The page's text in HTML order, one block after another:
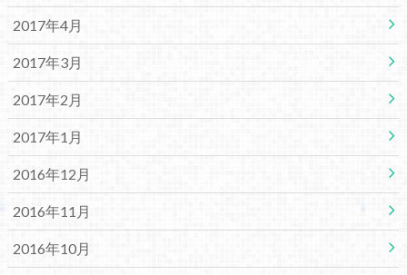
2017年4月
2017年3月
2017年2月
2017年1月
2016年12月
2016年11月
2016年10月